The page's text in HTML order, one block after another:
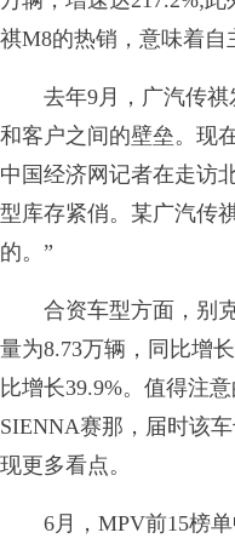
祺M8的热销，意味着
去年9月，广汽传祺
和客户之间的壁垒。现
中国经济网记者在走访
型库存紧俏。某广汽传
的。”
合资车型方面，别克
量为8.73万辆，同比增
比增长39.9%。值得注
SIENNA赛那，届时该
现更多看点。
6月，MPV前15榜单